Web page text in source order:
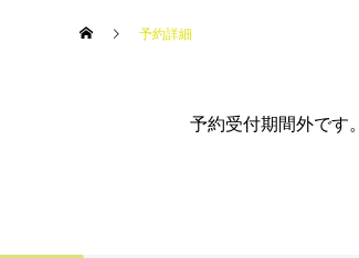
予約詳細
予約受付期間外です。